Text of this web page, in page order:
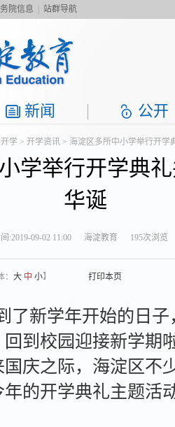
院信息 站群导航
新闻 公开
学 > 开学资讯 > 海淀区多所中小学举行开学
学举行开学典
华诞
:2019-09-02 11:00 海淀教育 195次浏览
： 大 中 小】 打印本页
了新学年开始的日
到校园迎接新学期
庆之际，海淀区不
年的开学典礼主题活